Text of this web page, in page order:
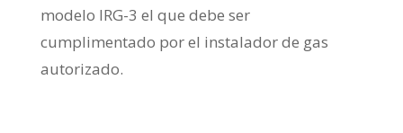
modelo IRG-3 el que debe ser
cumplimentado por el instalador de gas
autorizado.